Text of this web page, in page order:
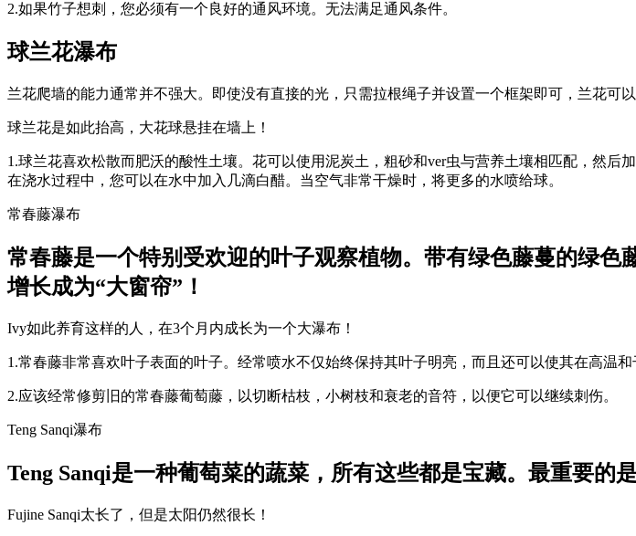
2.如果竹子想刺，您必须有一个良好的通风环境。无法满足通风条件。
球兰花瀑布
兰花爬墙的能力通常并不强大。即使没有直接的光，只需拉根绳子并设置一个框架即可，兰花可以
球兰花是如此抬高，大花球悬挂在墙上！
1.球兰花喜欢松散而肥沃的酸性土壤。花可以使用泥炭土，粗砂和ver虫与营养土壤相匹配，然后
在浇水过程中，您可以在水中加入几滴白醋。当空气非常干燥时，将更多的水喷给球。
常春藤瀑布
常春藤是一个特别受欢迎的叶子观察植物。带有绿色藤蔓的绿
增长成为“大窗帘”！
Ivy如此养育这样的人，在3个月内成长为一个大瀑布！
1.常春藤非常喜欢叶子表面的叶子。经常喷水不仅始终保持其叶子明亮，而且还可以使其在高温
2.应该经常修剪旧的常春藤葡萄藤，以切断枯枝，小树枝和衰老的音符，以便它可以继续刺伤。
Teng Sanqi瀑布
Teng Sanqi是一种葡萄菜的蔬菜，所有这些都是宝藏。最重要的
Fujine Sanqi太长了，但是太阳仍然很长！